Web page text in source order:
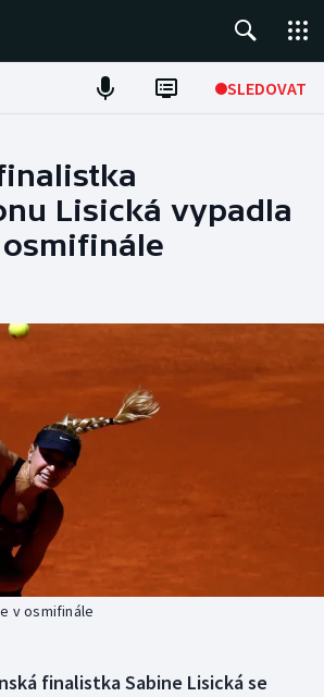
SLEDOVAT
Lisická vypadla
v osmifinále
finalistka Sabine Lisická se